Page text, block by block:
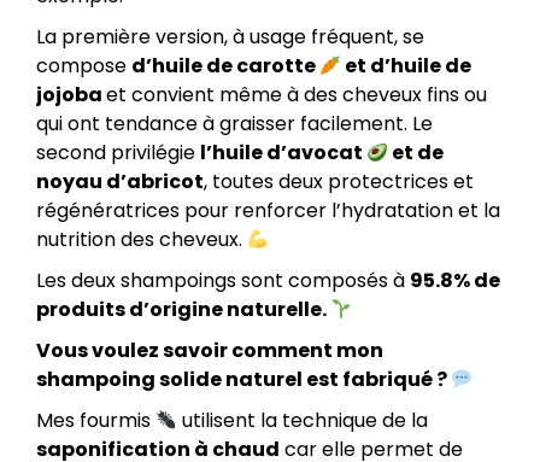
La première version, à usage fréquent, se
compose d’huile de carotte
et d’huile de
jojobaet convient même à des cheveux fins ou
qui ont tendance à graisser facilement. Le
second privilégie l’huile d’avocat
et de
noyau d’abricot, toutes deux protectrices et
régénératrices pour renforcer l’hydratation et la
nutrition des cheveux.
Les deux shampoings sont composés à 95.8% de
produits d’origine naturelle.
Vous voulez savoir comment mon
shampoing solide naturel est fabriqué ?
Mes fourmis
utilisent la technique de la
saponification à chaud car elle permet de